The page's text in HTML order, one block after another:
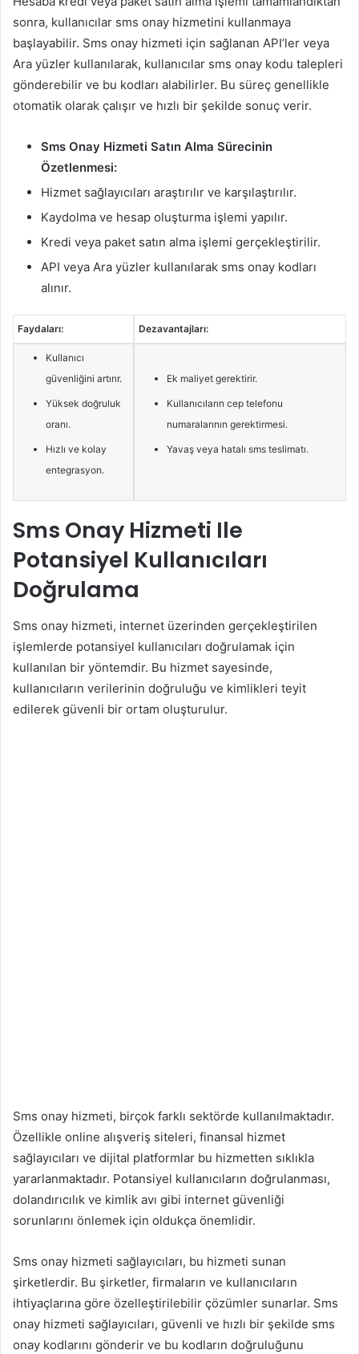
sonra, kullanıcılar sms onay hizmetini kullanmaya
başlayabilir. Sms onay hizmeti için sağlanan API’ler veya
Ara yüzler kullanılarak, kullanıcılar sms onay kodu talepleri
gönderebilir ve bu kodları alabilirler. Bu süreç genellikle
otomatik olarak çalışır ve hızlı bir şekilde sonuç verir.
Sms Onay Hizmeti Satın Alma Sürecinin
Özetlenmesi:
Hizmet sağlayıcıları araştırılır ve karşılaştırılır.
Kaydolma ve hesap oluşturma işlemi yapılır.
Kredi veya paket satın alma işlemi gerçekleştirilir.
API veya Ara yüzler kullanılarak sms onay kodları
alınır.
Faydaları: Dezavantajları:
Kullanıcı
güvenliğini artırır.
Yüksek doğruluk
oranı.
Hızlı ve kolay
entegrasyon.
Ek maliyet gerektirir.
Kullanıcıların cep telefonu
numaralarının gerektirmesi.
Yavaş veya hatalı sms teslimatı.
Sms Onay Hizmeti Ile
Potansiyel Kullanıcıları
Doğrulama
Sms onay hizmeti, internet üzerinden gerçekleştirilen
işlemlerde potansiyel kullanıcıları doğrulamak için
kullanılan bir yöntemdir. Bu hizmet sayesinde,
kullanıcıların verilerinin doğruluğu ve kimlikleri teyit
edilerek güvenli bir ortam oluşturulur.
Sms onay hizmeti, birçok farklı sektörde kullanılmaktadır.
Özellikle online alışveriş siteleri, finansal hizmet
sağlayıcıları ve dijital platformlar bu hizmetten sıklıkla
yararlanmaktadır. Potansiyel kullanıcıların doğrulanması,
dolandırıcılık ve kimlik avı gibi internet güvenliği
sorunlarını önlemek için oldukça önemlidir.
Sms onay hizmeti sağlayıcıları, bu hizmeti sunan
şirketlerdir. Bu şirketler, firmaların ve kullanıcıların
ihtiyaçlarına göre özelleştirilebilir çözümler sunarlar. Sms
onay hizmeti sağlayıcıları, güvenli ve hızlı bir şekilde sms
onay kodlarını gönderir ve bu kodların doğruluğunu